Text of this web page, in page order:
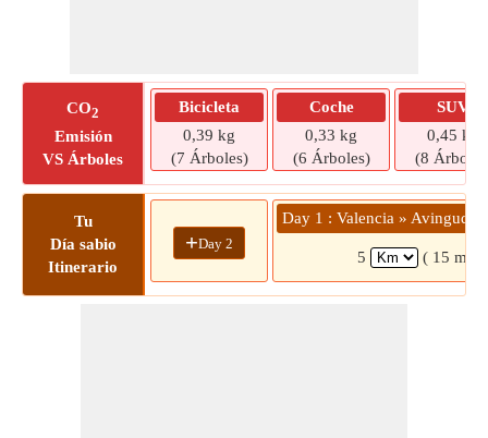
CO2
Emisión
VS Árboles
Bicicleta
0,39 kg
(7 Árboles)
Coche
0,33 kg
(6 Árboles)
SUV
0,45 kg
(8
Tu
Día sabio
Itinerario
+Day 2
Day 1 : Valencia » Avinguda
5 ( 15